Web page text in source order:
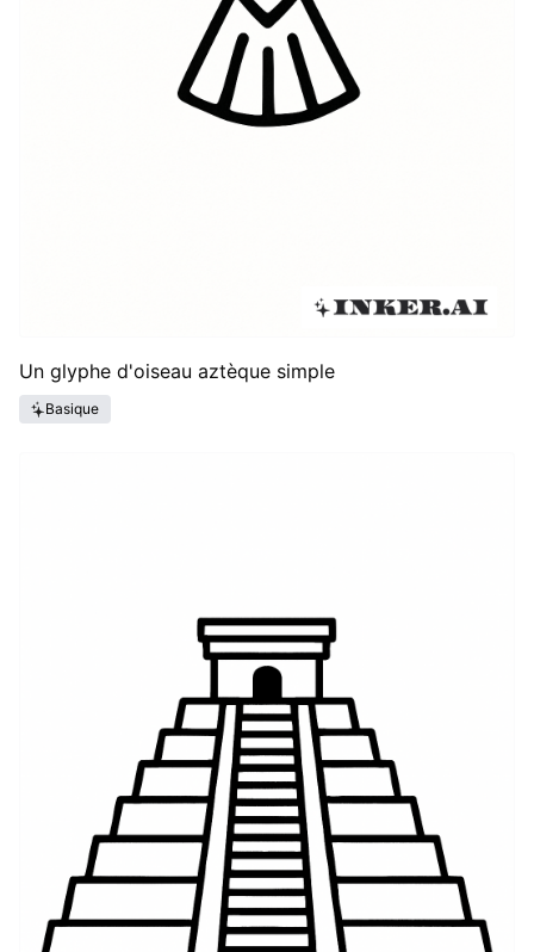
Un glyphe d'oiseau aztèque simple
Basique